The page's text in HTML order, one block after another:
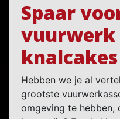
Spaar
vuurwerk
knalcakes
Hebben we je al
grootste
omgeving te